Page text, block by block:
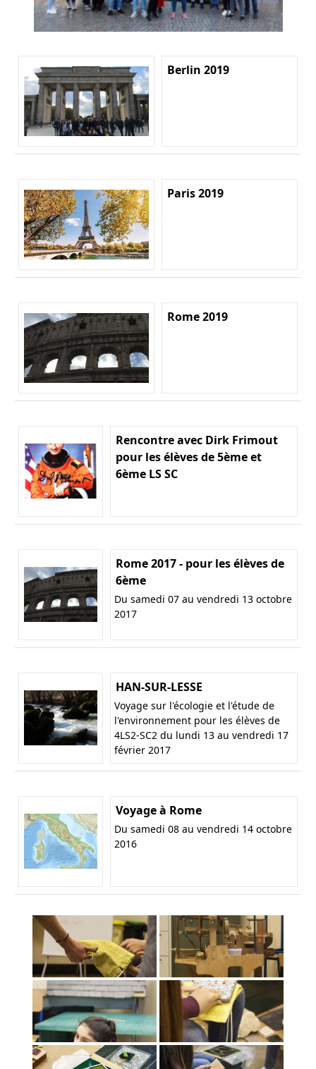
Berlin 2019
Paris 2019
Rome 2019
Rencontre avec Dirk Frimout
pour les élèves de 5ème et
6ème LS SC
Rome 2017 - pour les élèves de
6ème
Du samedi 07 au vendredi 13 octobre
2017
HAN-SUR-LESSE
Voyage sur l'écologie et l'étude de
l'environnement pour les élèves de
4LS2-SC2 du lundi 13 au vendredi 17
février 2017
Voyage à Rome
Du samedi 08 au vendredi 14 octobre
2016